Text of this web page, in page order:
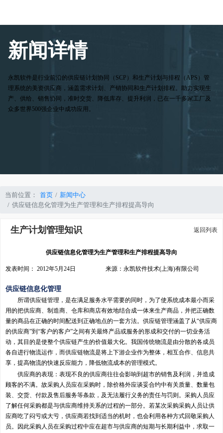
新闻详情
永凯软件是行业前沿的供应链计划协同（SCP）和生产计划与排程（APS）管
理系统的美资供应商，涵盖需求计划、产销协同和生产计划排程。助力实现生
产、供给、销售协同，准时交货、降低库存、提升利润，已在一千多家工厂及
众多世界500强企业中成功应用。
当前位置： 首页
新闻中心
供应链信息化管理为生产管理和生产排程提高导向
生产计划管理知识 返回列表
供应链信息化管理为生产管理和生产排程提高导向
发表时间： 2012年5月24日 来源：永凯软件技术(上海)有限公司
供应链信息化管理
所谓供应链管理，是在满足服务水平需要的同时，为了使系统成本最小而采
用的把供应商、制造商、仓库和商店有效地结合成一体来生产商品，并把正确数
量的商品在正确的时间配送到正确地点的一套方法。供应链管理涵盖了从“供应商
的供应商”到“客户的客户”之间有关最终产品或服务的形成和交付的一切业务活
动，其目的是使整个供应链产生的价值最大化。我国传统物流是由分散的各成员
各自进行物流运作，而供应链物流是将上下游企业作为整体，相互合作、信息共
享，提高物流的快速反应能力，降低物流成本的管理模式。
供应商的表现：表现不良的供应商往往会影响到超市的销售及利润，并造成
顾客的不满。故采购人员应在采购时，除价格外应谈妥合约中有关质量、数量包
装、交货、付款及售后服务等条款，及无法履行义务的责任与罚则。采购人员应
了解任何采购都是与供应商维持关系的过程的一部分。若某次采购采购人员让供
应商吃了闷亏或大亏，供应商若找到适当的机时，也会利用各种方式回敬采购人
员。因此采购人员在采购过程中应在超市与供应商的短期与长期利益中，求取一